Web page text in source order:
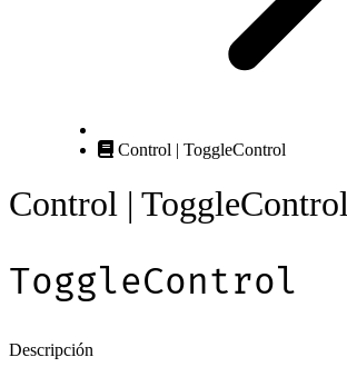
Control | ToggleControl
Control | ToggleControl
ToggleControl
Descripción